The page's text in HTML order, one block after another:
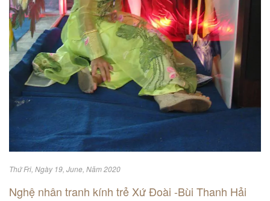
Thứ Fri, Ngày 19, June, Năm 2020
Nghệ nhân tranh kính trẻ Xứ Đoài -Bùi Thanh Hải